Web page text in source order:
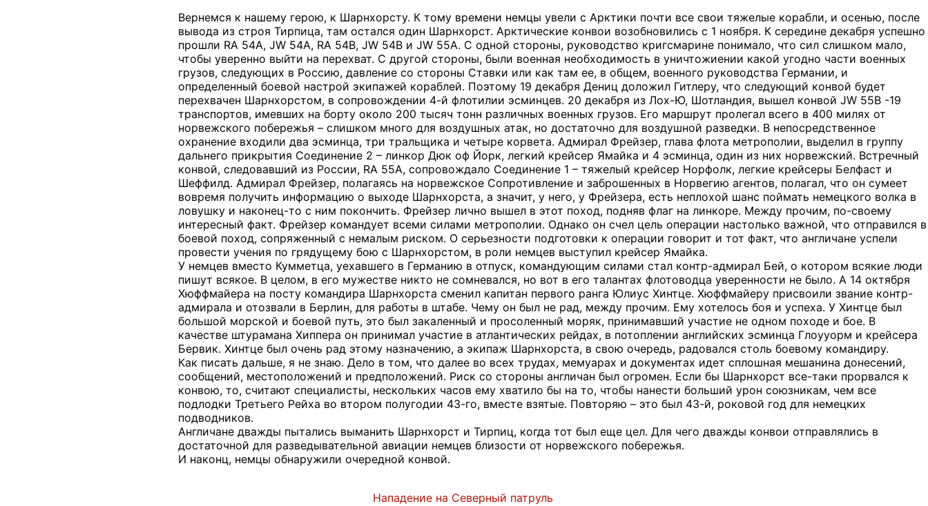
Вернемся к нашему герою, к Шарнхорсту. К тому времени немцы увели с Арктики почти все свои тяжелые корабли, и осенью, после
вывода из строя Тирпица, там остался один Шарнхорст. Арктические конвои возобновились с 1 ноября. К середине декабря успешно
прошли RA 54A, JW 54A, RA 54B, JW 54B и JW 55A. С одной стороны, руководство кригсмарине понимало, что сил слишком мало,
чтобы уверенно выйти на перехват. С другой стороны, были военная необходимость в уничтожиении какой угодно части военных
грузов, следующих в Россию, давление со стороны Ставки или как там ее, в общем, военного руководства Германии, и
определенный боевой настрой экипажей кораблей. Поэтому 19 декабря Дениц доложил Гитлеру, что следующий конвой будет
перехвачен Шарнхорстом, в сопровождении 4-й флотилии эсминцев. 20 декабря из Лох-Ю, Шотландия, вышел конвой JW 55B -19
транспортов, имевших на борту около 200 тысяч тонн различных военных грузов. Его маршрут пролегал всего в 400 милях от
норвежского побережья – слишком много для воздушных атак, но достаточно для воздушной разведки. В непосредственное
охранение входили два эсминца, три тральщика и четыре корвета. Адмирал Фрейзер, глава флота метрополии, выделил в группу
дальнего прикрытия Соединение 2 – линкор Дюк оф Йорк, легкий крейсер Ямайка и 4 эсминца, один из них норвежский. Встречный
конвой, следовавший из России, RA 55A, сопровождало Соединение 1 – тяжелый крейсер Норфолк, легкие крейсеры Белфаст и
Шеффилд. Адмирал Фрейзер, полагаясь на норвежское Сопротивление и заброшенных в Норвегию агентов, полагал, что он сумеет
вовремя получить информацию о выходе Шарнхорста, а значит, у него, у Фрейзера, есть неплохой шанс поймать немецкого волка в
ловушку и наконец-то с ним покончить. Фрейзер лично вышел в этот поход, подняв флаг на линкоре. Между прочим, по-своему
интересный факт. Фрейзер командует всеми силами метрополии. Однако он счел цель операции настолько важной, что отправился в
боевой поход, сопряженный с немалым риском. О серьезности подготовки к операции говорит и тот факт, что англичане успели
провести учения по грядущему бою с Шарнхорстом, в роли немцев выступил крейсер Ямайка.
У немцев вместо Кумметца, уехавшего в Германию в отпуск, командующим силами стал контр-адмирал Бей, о котором всякие люди
пишут всякое. В целом, в его мужестве никто не сомневался, но вот в его талантах флотоводца уверенности не было. А 14 октября
Хюффмайера на посту командира Шарнхорста сменил капитан первого ранга Юлиус Хинтце. Хюффмайеру присвоили звание контр-
адмирала и отозвали в Берлин, для работы в штабе. Чему он был не рад, между прочим. Ему хотелось боя и успеха. У Хинтце был
большой морской и боевой путь, это был закаленный и просоленный моряк, принимавший участие не одном походе и бое. В
качестве штурамана Хиппера он принимал участие в атлантических рейдах, в потоплении английских эсминца Глоууорм и крейсера
Бервик. Хинтце был очень рад этому назначению, а экипаж Шарнхорста, в свою очередь, радовался столь боевому командиру.
Как писать дальше, я не знаю. Дело в том, что далее во всех трудах, мемуарах и документах идет сплошная мешанина донесений,
сообщений, местоположений и предположений. Риск со стороны англичан был огромен. Если бы Шарнхорст все-таки прорвался к
конвою, то, считают специалисты, нескольких часов ему хватило бы на то, чтобы нанести больший урон союзникам, чем все
подлодки Третьего Рейха во втором полугодии 43-го, вместе взятые. Повторяю – это был 43-й, роковой год для немецких
подводников.
Англичане дважды пытались выманить Шарнхорст и Тирпиц, когда тот был еще цел. Для чего дважды конвои отправлялись в
достаточной для разведывательной авиации немцев близости от норвежского побережья.
И наконц, немцы обнаружили очередной конвой.
Нападение на Северный патруль